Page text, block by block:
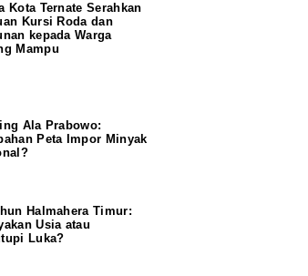
Kota Ternate Serahkan
Kursi Roda dan
kepada Warga
Mampu
Ala Prabowo:
Peta Impor Minyak
Halmahera Timur:
Usia atau
Luka?